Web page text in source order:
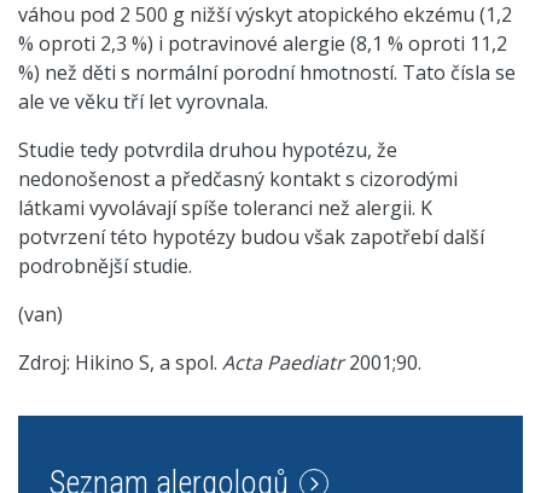
váhou pod 2 500 g nižší výskyt atopického ekzému (1,2
% oproti 2,3 %) i potravinové alergie (8,1 % oproti 11,2
%) než děti s normální porodní hmotností. Tato čísla se
ale ve věku tří let vyrovnala.
Studie tedy potvrdila druhou hypotézu, že
nedonošenost a předčasný kontakt s cizorodými
látkami vyvolávají spíše toleranci než alergii. K
potvrzení této hypotézy budou však zapotřebí další
podrobnější studie.
(van)
Zdroj: Hikino S, a spol. Acta Paediatr2001;90.
Seznam alergologů